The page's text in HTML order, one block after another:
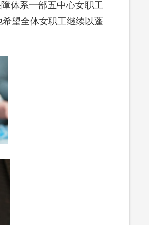
体系一部五中心女职工
望全体女职工继续以蓬